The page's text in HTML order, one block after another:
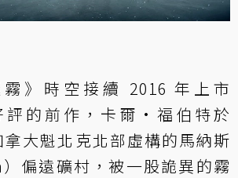
霧》時空接續 2016 年上市
評的前作，卡爾·福伯特於
拿大魁北克北部虛構的馬納斯
偏遠礦村，被一股詭異的霧